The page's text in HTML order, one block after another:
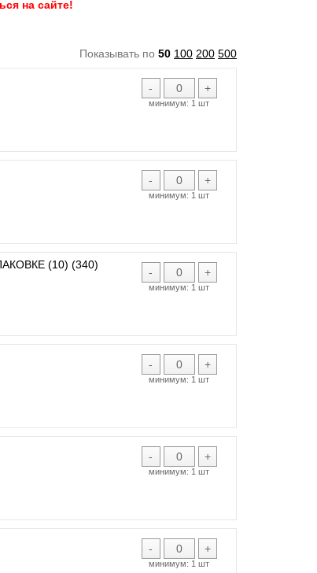
на сайте!
Показывать по 50 100 200 500
- +
минимум: 1 шт
- +
минимум: 1 шт
- +
минимум: 1 шт
(10) (340)
- +
минимум: 1 шт
- +
минимум: 1 шт
- +
минимум: 1 шт